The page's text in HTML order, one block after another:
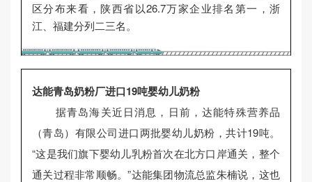
区分布来看，陕西省以26.7万家企业排名第一，浙
江、福建分列二三名。
达能青岛奶粉厂进口19吨婴幼儿奶粉
据青岛海关近日消息，日前，达能特殊营养品
（青岛）有限公司进口两批婴幼儿奶粉，共计19吨。
“这是我们旗下婴幼儿乳粉首次在北方口岸通关，整个
通关过程非常顺畅。”达能集团物流总监朱楠说，这也